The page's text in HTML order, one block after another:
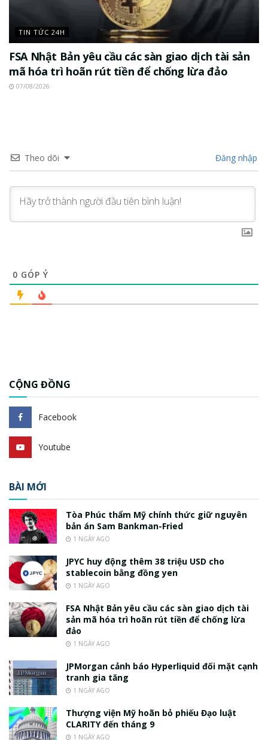
TIN TỨC 24H
FSA Nhật Bản yêu cầu các sàn giao dịch tài sản
mã hóa trì hoãn rút tiền để chống lừa đảo
07/08/2026
Theo dõi Đăng nhập
0 GÓP Ý
CỘNG ĐỒNG
Facebook
Youtube
BÀI MỚI
Tòa Phúc thẩm Mỹ chính thức giữ nguyên
bản án Sam Bankman-Fried
1 NGÀY AGO
JPYC huy động thêm 38 triệu USD cho
stablecoin bằng đồng yen
1 NGÀY AGO
FSA Nhật Bản yêu cầu các sàn giao dịch tài
sản mã hóa trì hoãn rút tiền để chống lừa
đảo
1 NGÀY AGO
JPMorgan cảnh báo Hyperliquid đối mặt cạnh
tranh gia tăng
1 NGÀY AGO
Thượng viện Mỹ hoãn bỏ phiếu Đạo luật
CLARITY đến tháng 9
1 NGÀY AGO